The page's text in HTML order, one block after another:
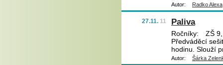
Autor: Radko Alexa
27.11. 11 Paliva
Ročníky:
ZŠ 9,
Předváděcí
hodinu. Slouží
Autor: Šárka